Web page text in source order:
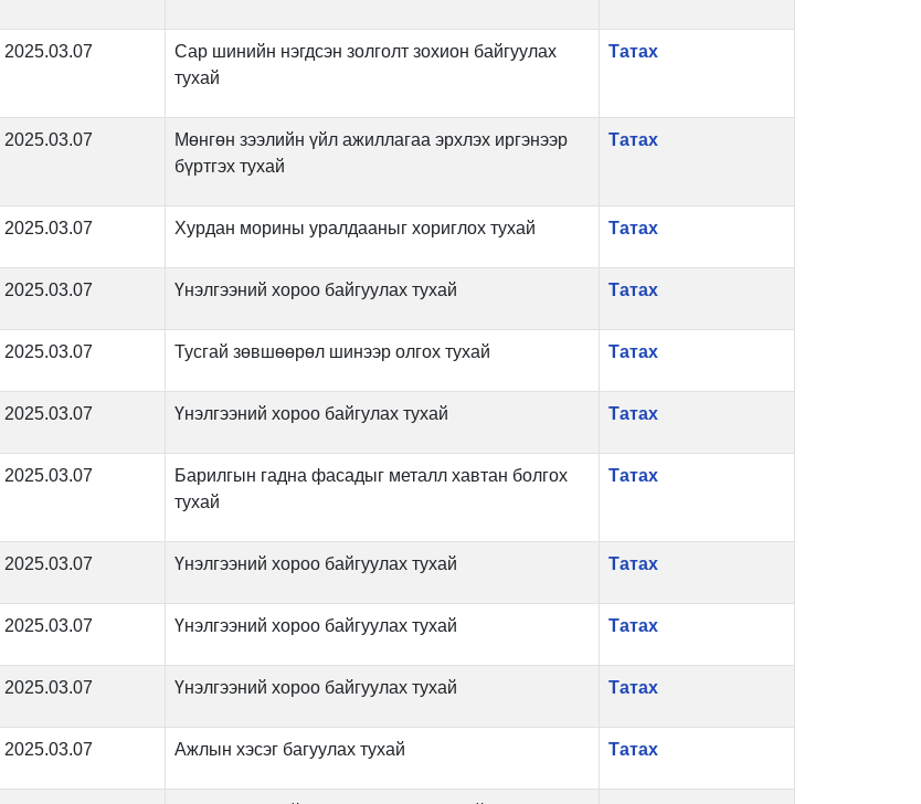
2025.03.07
Сар шинийн нэгдсэн золголт зохион байгуулах
тухай
Татах
2025.03.07
Мөнгөн зээлийн үйл ажиллагаа эрхлэх иргэнээр
бүртгэх тухай
Татах
2025.03.07 Хурдан морины уралдааныг хориглох тухай Татах
2025.03.07 Үнэлгээний хороо байгуулах тухай Татах
2025.03.07 Тусгай зөвшөөрөл шинээр олгох тухай Татах
2025.03.07 Үнэлгээний хороо байгулах тухай Татах
2025.03.07
Барилгын гадна фасадыг металл хавтан болгох
тухай
Татах
2025.03.07 Үнэлгээний хороо байгуулах тухай Татах
2025.03.07 Үнэлгээний хороо байгуулах тухай Татах
2025.03.07 Үнэлгээний хороо байгуулах тухай Татах
2025.03.07 Ажлын хэсэг багуулах тухай Татах